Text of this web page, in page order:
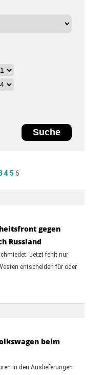
4 5 6
gegen
Russland
Jetzt fehlt nur
entscheiden für oder
beim
in den Auslieferungen